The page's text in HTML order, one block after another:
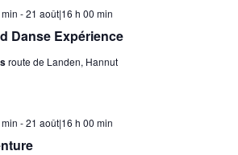
Danse Expérience
-21 août|16 h 00 min
route de Landen, Hannut
-21 août|16 h 00 min